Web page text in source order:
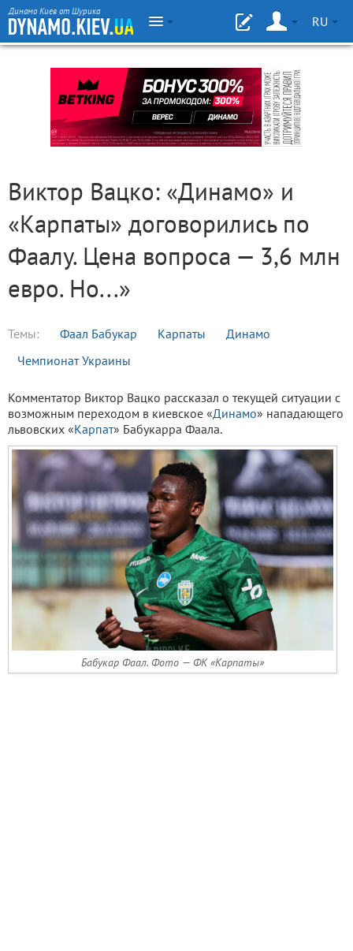
Динамо Киев от Шурика
RU
Виктор Вацко: «Динамо» и
«Карпаты» договорились по
Фаалу. Цена вопроса — 3,6 млн
евро. Но...»
Темы: Фаал Бабукар Карпаты
Динамо
Чемпионат Украины
Комментатор Виктор Вацко рассказал о текущей ситуации с
возможным переходом в киевское «Динамо» нападающего
львовских «Карпат» Бабукарра Фаала.
Бабукар Фаал. Фото — ФК «Карпаты»